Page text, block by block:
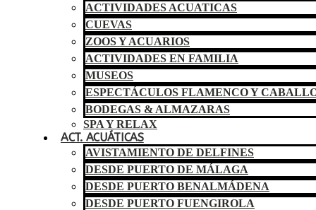
ACTIVIDADES ACUATICAS
CUEVAS
ZOOS Y ACUARIOS
ACTIVIDADES EN FAMILIA
MUSEOS
ESPECTÁCULOS FLAMENCO Y
BODEGAS & ALMAZARAS
SPA Y RELAX
ACT. ACUÁTICAS
AVISTAMIENTO DE DELFINES
DESDE PUERTO DE MÁLAGA
DESDE PUERTO BENALMÁDENA
DESDE PUERTO FUENGIROLA